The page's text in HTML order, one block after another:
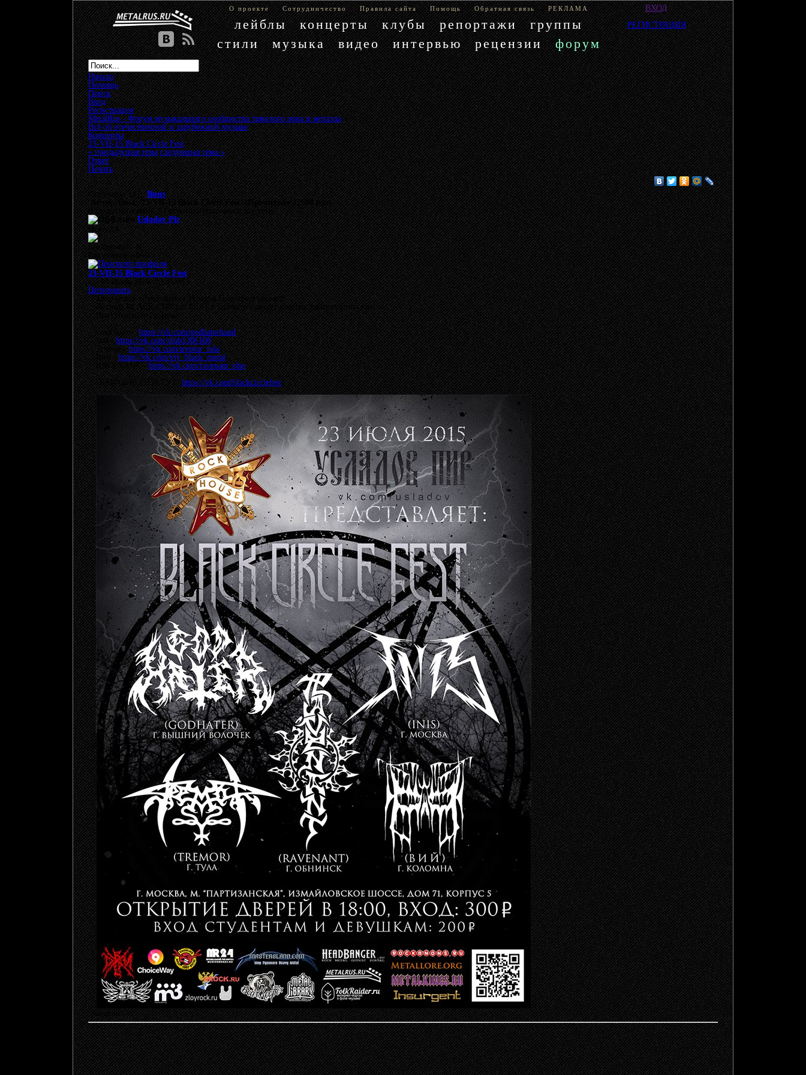
О проекте Сотрудничество Правила сайта Помощь Обратная связь РЕКЛАМА
лейблы концерты клубы репортажи
группы
стили
музыка видео интервью рецензии форум
ВХОД
РЕГИСТРАЦИЯ
Начало
Помощь
Поиск
Вход
Регистрация
MetalRus - Форум музыкального сообщества тяжелого рока и металла»
Всё об отечественной и зарубежной музыке»
Концерты»
23-VII-15 Black Circle Fest
« предыдущая тема следующая тема »
Ответ
Печать
Страницы: [1]Вниз
АвторТема: 23-VII-15 Black Circle Fest (Прочитано 22688 раз)
0 Пользователей и 1 Гость просматривают эту тему.
Usladov Pir
Новичок
Сообщений: 35
Репутация: +0/-0
23-VII-15 Black Circle Fest
«:14 Июль 2015, 23:46:05 »
Цитировать
Творческое объединение Усладов Пир представляет:
Летний BLACK CIRCLE FEST в котором примут участие такие группы как:
Выступающие группы:
GodHater -https://vk.com/godhaterband
Inis -https://vk.com/club1306108
Tremor -https://vk.com/tremor_tula
Вий -https://vk.com/viy_black_metal
RAVENANT -https://vk.com/ravenant_obn
ПОДРОБНОСТИ ТУТ:https://vk.com/blackcirclefest
Записан